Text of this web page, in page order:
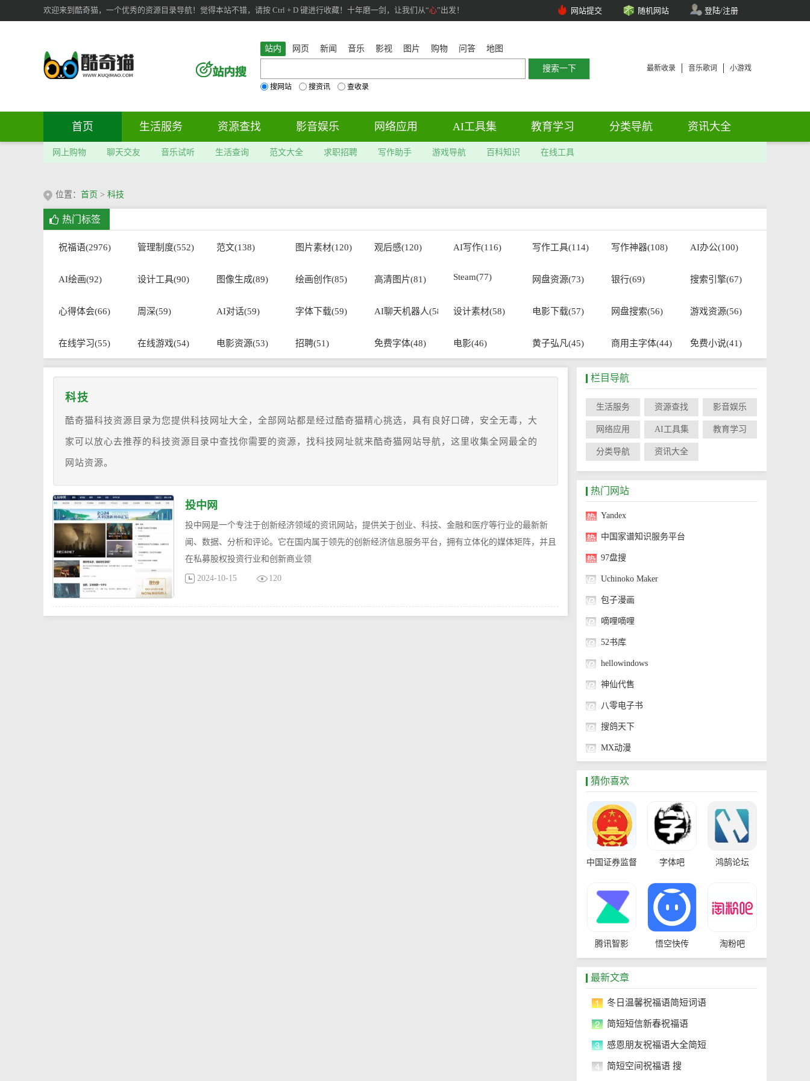
欢迎来到酷奇猫，一个优秀的资源目录导航！觉得本站不错，请按 Ctrl + D 键进行收藏！十年磨一剑，让我们从“心”出发！ 网站提交 随机网站 登陆/注册
站内 网页 新闻 音乐 影视 图片 购物 问答 地图
搜网站 搜资讯 查收录
最新收录 音乐歌词 小游戏
首页 生活服务 资源查找 影音娱乐 网络应用 AI工具集 教育学习 分类导航 资讯大全
网上购物 聊天交友 音乐试听 生活查询 范文大全 求职招聘 写作助手 游戏导航 百科知识 在线工具
位置： 首页 > 科技
热门标签
祝福语(2976) 管理制度(552) 范文(138) 图片素材(120) 观后感(120) AI写作(116) 写作工具(114) 写作神器(108) AI办公(100)
AI绘画(92) 设计工具(90) 图像生成(89) 绘画创作(85) 高清图片(81) Steam(77) 网盘资源(73) 银行(69) 搜索引擎(67)
心得体会(66) 周深(59) AI对话(59) 字体下载(59) AI聊天机器人(58) 设计素材(58) 电影下载(57) 网盘搜索(56) 游戏资源(56)
在线学习(55) 在线游戏(54) 电影资源(53) 招聘(51) 免费字体(48) 电影(46) 黄子弘凡(45) 商用主字体(44) 免费小说(41)
科技
酷奇猫科技资源目录为您提供科技网址大全，全部网站都是经过酷奇猫精心挑选，具有良好口碑，安全无毒，大
家可以放心去推荐的科技资源目录中查找你需要的资源，找科技网址就来酷奇猫网站导航，这里收集全网最全的
网站资源。
投中网
投中网是一个专注于创新经济领域的资讯网站，提供关于创业、科技、金融和医疗等行业的最新新
闻、数据、分析和评论。它在国内属于领先的创新经济信息服务平台，拥有立体化的媒体矩阵，并且
在私募股权投资行业和创新商业领
2024-10-15 120
栏目导航
生活服务 资源查找 影音娱乐
网络应用 AI工具集 教育学习
分类导航 资讯大全
热门网站
Yandex
中国家谱知识服务平台
97盘搜
Uchinoko Maker
包子漫画
嘀哩嘀哩
52书库
hellowindows
神仙代售
八零电子书
搜鸽天下
MX动漫
猜你喜欢
中国证券监督 字体吧 鸿鹄论坛
腾讯智影 悟空快传 淘粉吧
最新文章
1 冬日温馨祝福语简短词语
2 简短短信新春祝福语
3 感恩朋友祝福语大全简短
4 简短空间祝福语 搜